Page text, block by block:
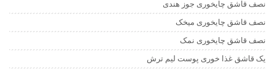
نصف قاشق چایخوری جوز هندی
نصف قاشق چایخوری میخک
نصف قاشق چایخوری نمک
یک قاشق غذا خوری پوست لیم ترش